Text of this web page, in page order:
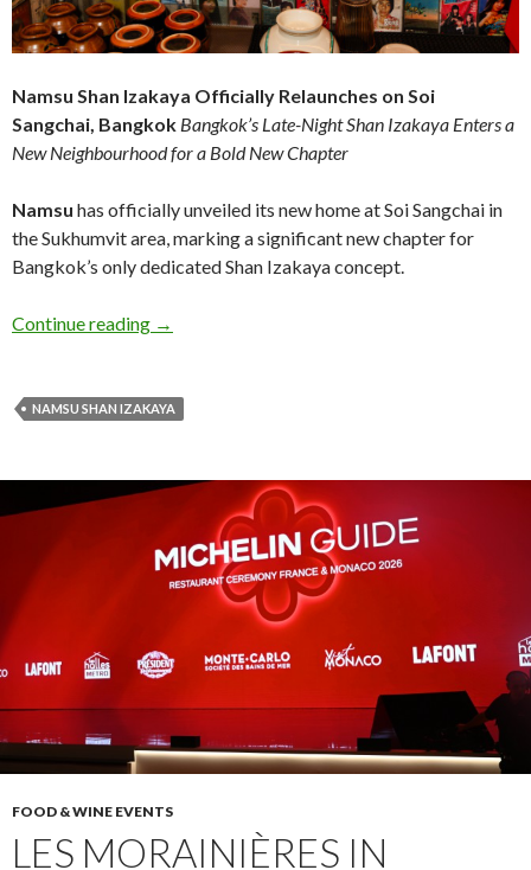
Namsu Shan Izakaya Officially Relaunches on Soi
Sangchai, Bangkok Bangkok’s Late-Night Shan Izakaya Enters a
New Neighbourhood for a Bold New Chapter
Namsu has officially unveiled its new home at Soi Sangchai in
the Sukhumvit area, marking a significant new chapter for
Bangkok’s only dedicated Shan Izakaya concept.
Continue reading →
NAMSU SHAN IZAKAYA
FOOD & WINE EVENTS
LES MORAINIÈRES IN